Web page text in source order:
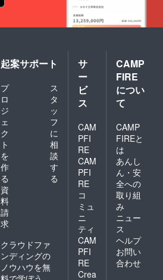
かん
午前中
には居
場所を
はっき
りさせ
てあま
り動か
うにし
ておき
ますの
で、会
いそび
れるこ
とはな
いと思
す。
うっか
り忘れ
ちゃっ
た場合
は…合
成写真
酸味
料、乳
化剤、
剤、着
色料
（赤3、
黄4、青
1） 内
容量：
30g 保
法：直
射日
光、高
温多湿
を避け
て保存
してく
ださ
い。 ア
レル
ギー表
示：な
し 賞味
期限：
2024年
11月8日
起案サポート
プ
ロ
ジ
ェ
ク
ト
を
作
る
ス
タ
ッ
フ
に
相
談
す
る
資
料
請
求
クラウドファ
ンディングの
ノウハウを無
サ
ー
ビ
ス
CAM
PFI
RE
CAM
PFI
RE
コ
ミュ
ニ
ティ
CAM
PFI
RE
Crea
CAMP
FIRE
につい
て
CAMP
FIREと
は
あんし
ん・安
全への
取り組
み
ニュー
ス
ヘルプ
お問い
合わせ